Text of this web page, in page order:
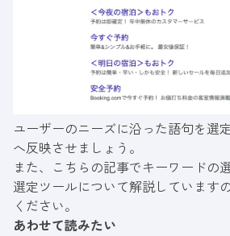
ユーザーのニーズに沿った語句を選
へ反映させましょう。
また、こちらの記事でキーワードの
選定ツールについて解説しています
ください。
あわせて読みたい